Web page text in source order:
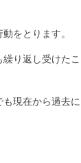
をとります。
り返し受けたこ
現在から過去に